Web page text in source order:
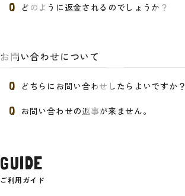
どのように返金されるのでしょうか？
お問い合わせについて
どちらにお問い合わせしたらよいですか？
お問い合わせの返事が来ません。
GUIDE
ご利用ガイド